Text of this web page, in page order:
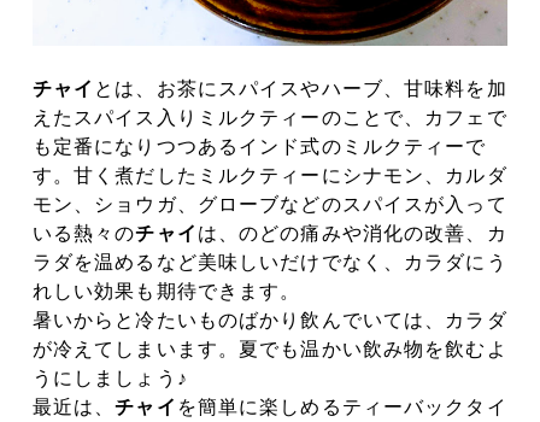
チャイ とは、お茶にスパイスやハーブ、甘味料を加
えたスパイス入りミルクティーのことで、カフェで
も定番になりつつあるインド式のミルクティーで
す。甘く煮だしたミルクティーにシナモン、カルダ
モン、ショウガ、グローブなどのスパイスが入って
いる熱々のチャイ は、のどの痛みや消化の改善、カ
ラダを温めるなど美味しいだけでなく、カラダにう
れしい効果も期待できます。
暑いからと冷たいものばかり飲んでいては、カラダ
が冷えてしまいます。夏でも温かい飲み物を飲むよ
うにしましょう♪
最近は、チャイ を簡単に楽しめるティーバックタイ